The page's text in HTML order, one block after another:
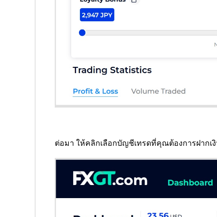
ต่อมา ให้คลิกเลือกบัญชีเทรดที่คุณต้องการฝากเ